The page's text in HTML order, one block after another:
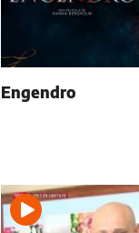
Engendro